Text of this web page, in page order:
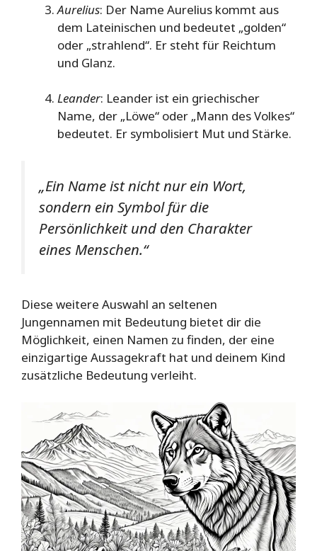
Aurelius: Der Name Aurelius kommt aus
dem Lateinischen und bedeutet „golden“
oder „strahlend“. Er steht für Reichtum
und Glanz.
Leander: Leander ist ein griechischer
Name, der „Löwe“ oder „Mann des Volkes“
bedeutet. Er symbolisiert Mut und Stärke.
„Ein Name ist nicht nur ein Wort,
sondern ein Symbol für die
Persönlichkeit und den Charakter
eines Menschen.“
Diese weitere Auswahl an seltenen
Jungennamen mit Bedeutung bietet dir die
Möglichkeit, einen Namen zu finden, der eine
einzigartige Aussagekraft hat und deinem Kind
zusätzliche Bedeutung verleiht.